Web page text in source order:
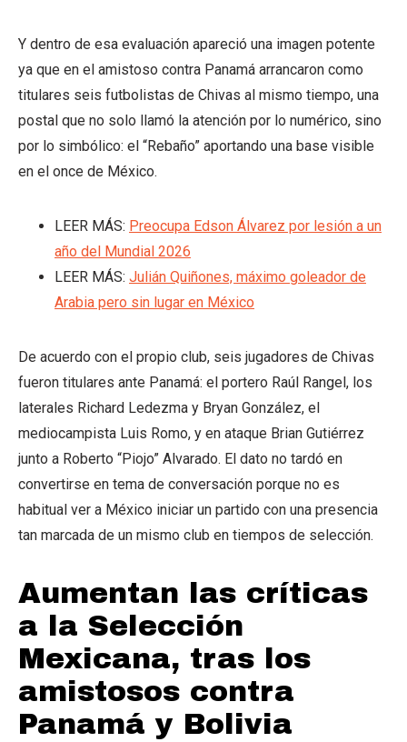
Y dentro de esa evaluación apareció una imagen potente
ya que en el amistoso contra Panamá arrancaron como
titulares seis futbolistas de Chivas al mismo tiempo, una
postal que no solo llamó la atención por lo numérico, sino
por lo simbólico: el “Rebaño” aportando una base visible
en el once de México.
LEER MÁS: Preocupa Edson Álvarez por lesión a un
año del Mundial 2026
LEER MÁS: Julián Quiñones, máximo goleador de
Arabia pero sin lugar en México
De acuerdo con el propio club, seis jugadores de Chivas
fueron titulares ante Panamá: el portero Raúl Rangel, los
laterales Richard Ledezma y Bryan González, el
mediocampista Luis Romo, y en ataque Brian Gutiérrez
junto a Roberto “Piojo” Alvarado. El dato no tardó en
convertirse en tema de conversación porque no es
habitual ver a México iniciar un partido con una presencia
tan marcada de un mismo club en tiempos de selección.
Aumentan las críticas
a la Selección
Mexicana, tras los
amistosos contra
Panamá y Bolivia